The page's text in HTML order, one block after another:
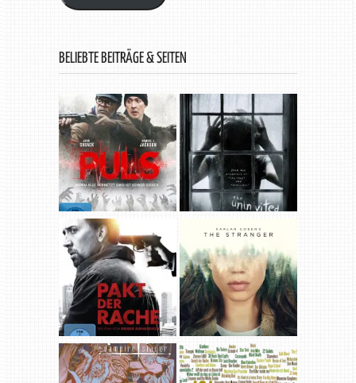
BELIEBTE BEITRÄGE & SEITEN